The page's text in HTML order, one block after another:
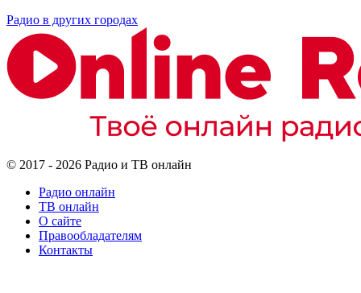
Радио в других городах
© 2017 - 2026 Радио и ТВ онлайн
Радио онлайн
ТВ онлайн
О сайте
Правообладателям
Контакты